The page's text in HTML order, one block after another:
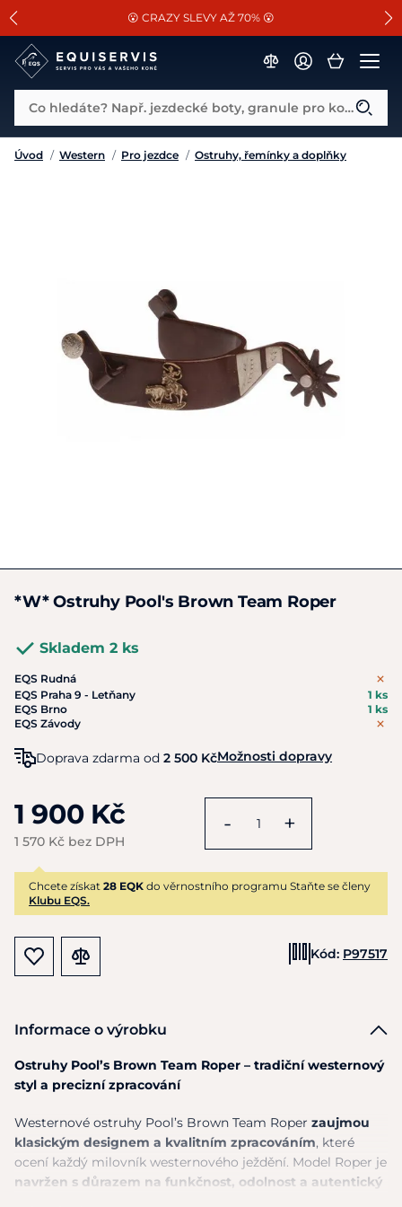
SLEVA 13% na vše od Cassini!
😮 CRAZY SLEVY AŽ 70% 😮
📐Pasování a doplňky k vybraným sedlům ZDARMA 🐴
Co hledáte? Např. jezdecké boty, granule pro koně...
Úvod / Western / Pro jezdce / Ostruhy, řemínky a doplňky
*W* Ostruhy Pool's Brown Team Roper
Skladem 2 ks
EQS Rudná
EQS Praha 9 - Letňany
1 ks
EQS Brno
1 ks
EQS Závody
Doprava zdarma od 2 500 KčMožnosti dopravy
1 900 Kč
1 570 Kč bez DPH
- +
Chcete získat 28 EQK do věrnostního programu Staňte se členy
Klubu EQS.
Kód: P97517
Informace o výrobku
Ostruhy Pool’s Brown Team Roper – tradiční westernový
styl a precizní zpracování
Westernové ostruhy Pool’s Brown Team Roper zaujmou
klasickým designem a kvalitním zpracováním, které
ocení každý milovník westernového ježdění. Model Roper je
navržen s důrazem na funkčnost, odolnost a autentický